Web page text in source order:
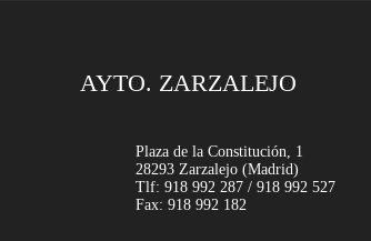
AYTO. ZARZALEJO
Plaza de la Constitución, 1
28293 Zarzalejo (Madrid)
Tlf: 918 992 287 / 918 992 527
Fax: 918 992 182